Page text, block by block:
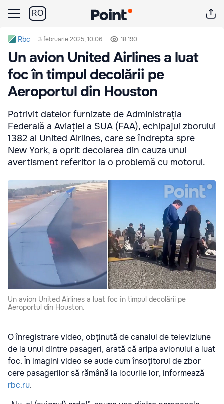
RO
Rbc 3 februarie 2025, 10:06 18 190
Un avion United Airlines a luat
foc în timpul decolării pe
Aeroportul din Houston
Potrivit datelor furnizate de Administrația
Federală a Aviației a SUA (FAA), echipajul zborului
1382 al United Airlines, care se îndrepta spre
New York, a oprit decolarea din cauza unui
avertisment referitor la o problemă cu motorul.
Un avion United Airlines a luat foc în timpul decolării pe
Aeroportul din Houston.
O înregistrare video, obținută de canalul de televiziune
de la unul dintre pasageri, arată că aripa avionului a luat
foc. În imagini video se aude cum însoțitorul de zbor
cere pasagerilor să rămână la locurile lor, informează
rbc.ru.